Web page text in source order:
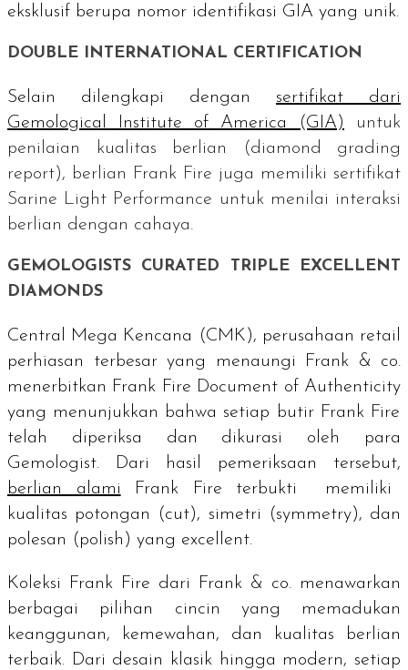
eksklusif berupa nomor identifikasi GIA yang unik.
DOUBLE INTERNATIONAL CERTIFICATION
Selain dilengkapi dengan
sertifikat dari
Gemological Institute of America
(GIA) untuk
penilaian kualitas berlian (diamond grading
report), berlian Frank Fire juga memiliki sertifikat
Sarine Light Performance untuk menilai interaksi
berlian dengan cahaya.
GEMOLOGISTS CURATED TRIPLE EXCELLENT
DIAMONDS
Central Mega Kencana (CMK), perusahaan retail
perhiasan terbesar yang menaungi Frank & co.
menerbitkan Frank Fire Document of Authenticity
yang menunjukkan bahwa setiap butir Frank Fire
telah diperiksa dan dikurasi oleh para
Gemologist.
Dari hasil pemeriksaan tersebut,
berlian alami Frank Fire terbukti memiliki
kualitas potongan (cut), simetri (symmetry), dan
polesan ( polish ) yang excellent.
Koleksi Frank Fire dari Frank & co. menawarkan
berbagai pilihan cincin yang memadukan
keanggunan, kemewahan, dan kualitas berlian
terbaik. Dari desain klasik hingga modern, setiap